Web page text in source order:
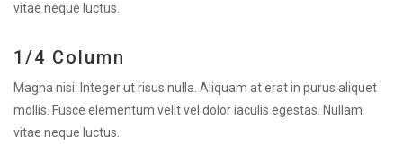
vitae neque luctus.
1/4 Column
Magna nisi. Integer ut risus nulla. Aliquam at erat in purus aliquet
mollis. Fusce elementum velit vel dolor iaculis egestas. Nullam
vitae neque luctus.